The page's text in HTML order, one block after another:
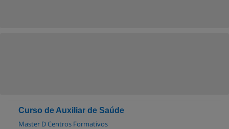
Curso de Auxiliar de Saúde
Master D Centros Formativos